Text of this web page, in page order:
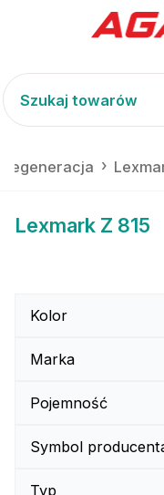
regeneracja
Lexmark Z 815